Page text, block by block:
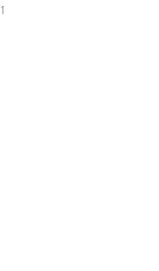
1